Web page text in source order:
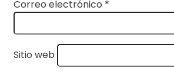
Correo electrónico *
Sitio web